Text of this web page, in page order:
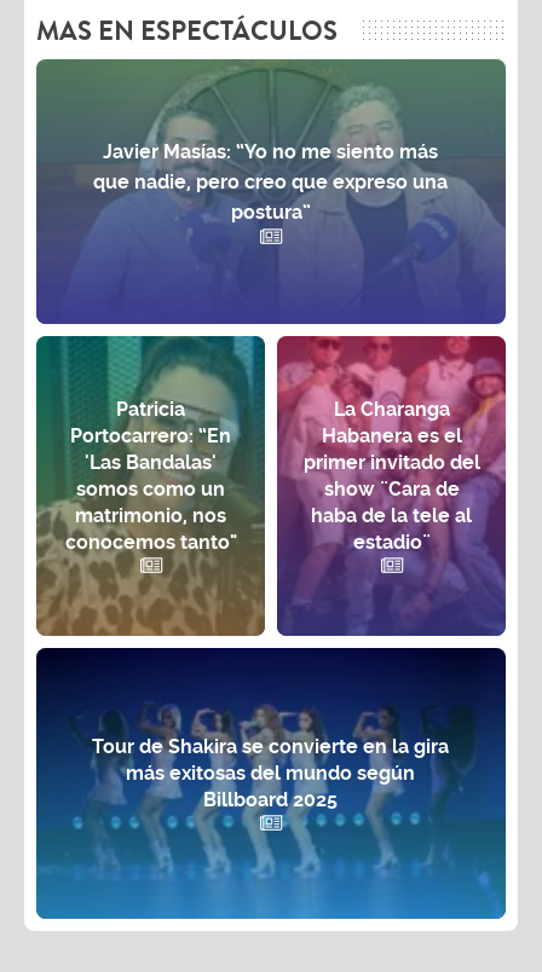
Javier Masías: “Yo no me siento más
que nadie, pero creo que expreso una
postura”
Patricia
Portocarrero: “En
'Las Bandalas'
somos como un
matrimonio, nos
conocemos tanto"
La Charanga
Habanera es el
primer invitado del
show ¨Cara de
haba de la tele al
estadio¨
Tour de Shakira se convierte en la gira
más exitosas del mundo según
Billboard 2025